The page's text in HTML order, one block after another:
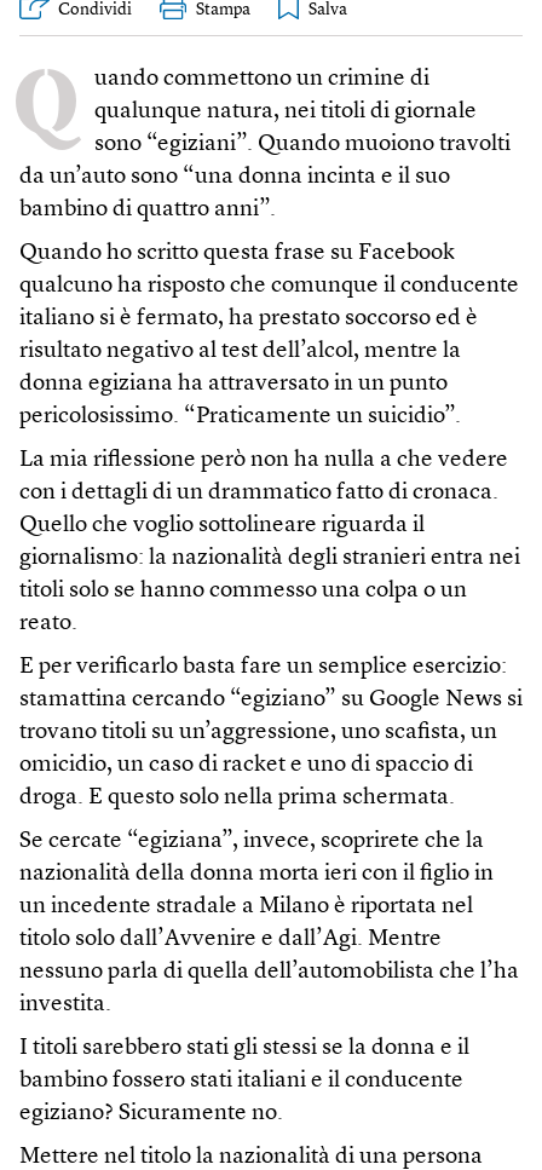
Condividi Stampa
Q uando commettono un crimine di
qualunque natura, nei titoli di giornale
sono “egiziani”. Quando muoiono travolti
da un’auto sono “una donna incinta e il suo
bambino di quattro anni”.
Quando ho scritto questa frase su Facebook
qualcuno ha risposto che comunque il conducente
italiano si è fermato, ha prestato soccorso ed è
risultato negativo al test dell’alcol, mentre la
donna egiziana ha attraversato in un punto
pericolosissimo. “Praticamente un suicidio”.
La mia riflessione però non ha nulla a che vedere
con i dettagli di un drammatico fatto di cronaca.
Quello che voglio sottolineare riguarda il
giornalismo: la nazionalità degli stranieri entra nei
titoli solo se hanno commesso una colpa o un
reato.
E per verificarlo basta fare un semplice esercizio:
stamattina cercando “egiziano” su Google News si
trovano titoli su un’aggressione, uno scafista, un
omicidio, un caso di racket e uno di spaccio di
droga. E questo solo nella prima schermata.
Se cercate “egiziana”, invece, scoprirete che la
nazionalità della donna morta ieri con il figlio in
un incedente stradale a Milano è riportata nel
titolo solo dall’Avvenire e dall’Agi. Mentre
nessuno parla di quella dell’automobilista che l’ha
investita.
I titoli sarebbero stati gli stessi se la donna e il
bambino fossero stati italiani e il conducente
egiziano? Sicuramente no.
Mettere nel titolo la nazionalità di una persona